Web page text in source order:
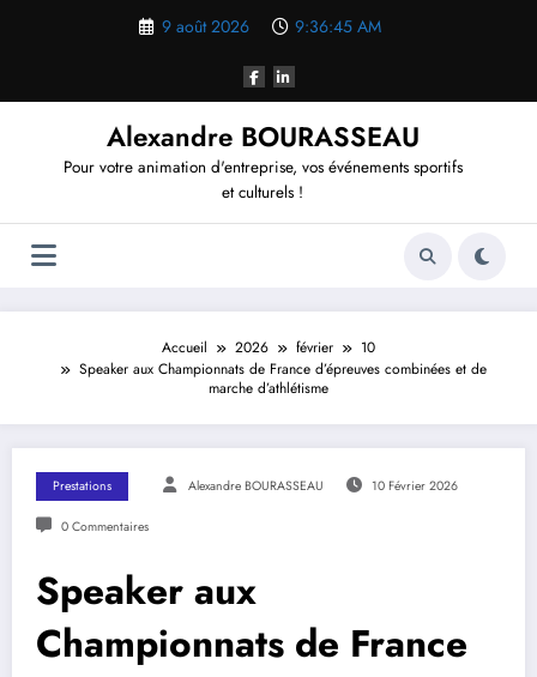
9 août 2026 9:36:46 AM
Alexandre BOURASSEAU
Pour votre animation d'entreprise, vos événements sportifs
et culturels !
Accueil 2026 février
10
Speaker aux Championnats de France d’épreuves combinées et de
marche d’athlétisme
Prestations Alexandre BOURASSEAU 10 Février 2026
0 Commentaires
Speaker aux
Championnats de France